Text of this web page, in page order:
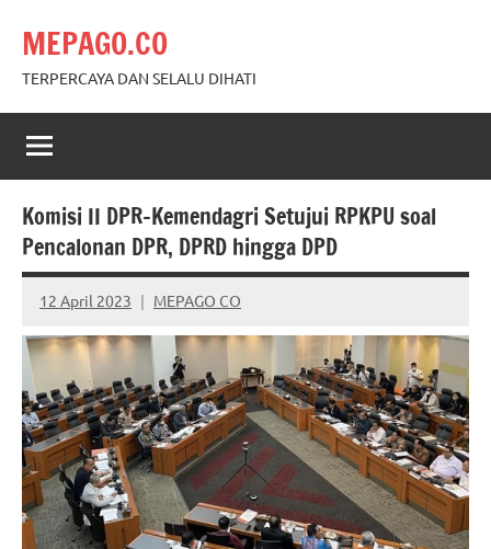
content
MEPAGO.CO
TERPERCAYA DAN SELALU DIHATI
Komisi II DPR-Kemendagri Setujui RPKPU soal
Pencalonan DPR, DPRD hingga DPD
12 April 2023 MEPAGO CO
No
comments